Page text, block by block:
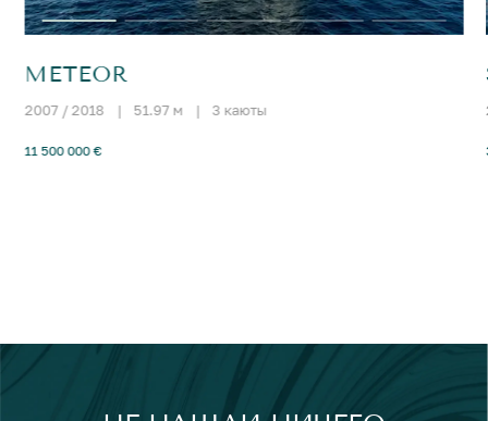
METEOR
2007 / 2018 | 51.97 м | 3 каюты
11 500 000 €